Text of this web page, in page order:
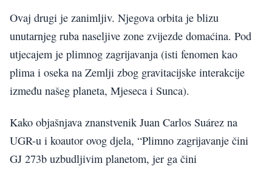
Ovaj drugi je zanimljiv. Njegova orbita je blizu
unutarnjeg ruba naseljive zone zvijezde domaćina. Pod
utjecajem je plimnog zagrijavanja (isti fenomen kao
plima i oseka na Zemlji zbog gravitacijske interakcije
između našeg planeta, Mjeseca i Sunca).
Kako objašnjava znanstvenik Juan Carlos Suárez na
UGR-u i koautor ovog djela, “Plimno zagrijavanje čini
GJ 273b uzbudljivim planetom, jer ga čini